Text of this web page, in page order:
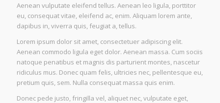
Aenean vulputate eleifend tellus. Aenean leo ligula, porttitor
eu, consequat vitae, eleifend ac, enim. Aliquam lorem ante,
dapibus in, viverra quis, feugiat a, tellus.
Lorem ipsum dolor sit amet, consectetuer adipiscing elit.
Aenean commodo ligula eget dolor. Aenean massa. Cum sociis
natoque penatibus et magnis dis parturient montes, nascetur
ridiculus mus. Donec quam felis, ultricies nec, pellentesque eu,
pretium quis, sem. Nulla consequat massa quis enim.
Donec pede justo, fringilla vel, aliquet nec, vulputate eget,